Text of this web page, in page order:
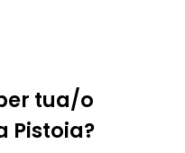
tua/o
Pistoia?